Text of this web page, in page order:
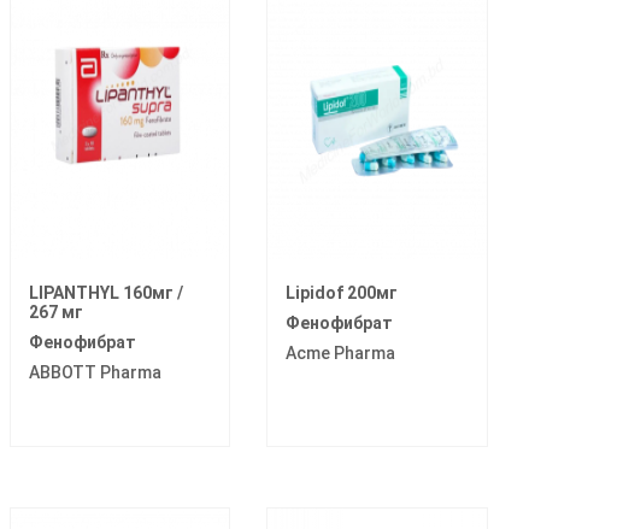
LIPANTHYL 160мг /
267 мг
Фенофибрат
ABBOTT Pharma
Lipidof 200мг
Фенофибрат
Acme Pharma